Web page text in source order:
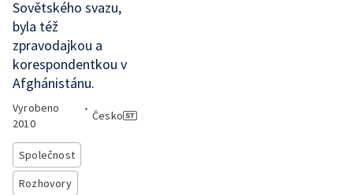
Sovětského svazu,
byla též
zpravodajkou a
korespondentkou v
Afghánistánu.
Vyrobeno
2010
•
Česko
Společnost
Rozhovory